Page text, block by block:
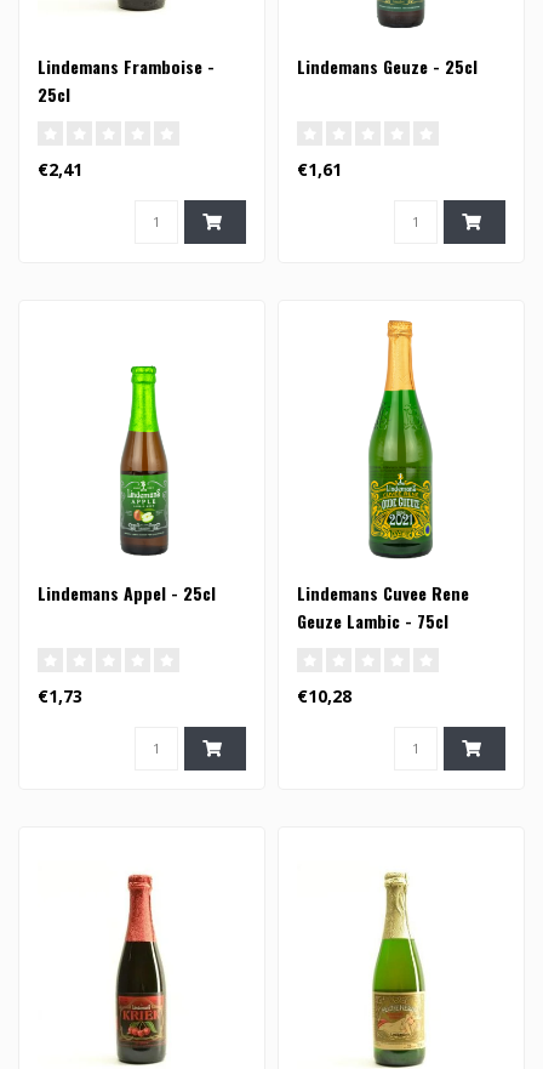
Lindemans Framboise -
25cl
€2,41
Lindemans Geuze - 25cl
€1,61
Lindemans Appel - 25cl
€1,73
Lindemans Cuvee Rene
Geuze Lambic - 75cl
€10,28